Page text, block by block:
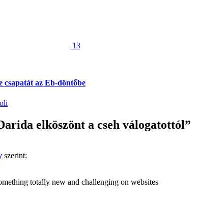
13
csapatát az Eb-döntőbe
elköszönt a cseh válogatottól”
szerint:
totally new and challenging on websites